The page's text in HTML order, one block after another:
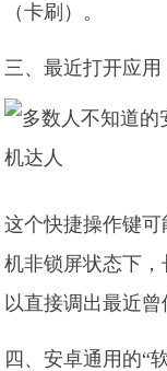
（卡刷）。
三、最近打开应用
这个快捷操作键
机非锁屏状态下
以直接调出最近
四、安卓通用的“